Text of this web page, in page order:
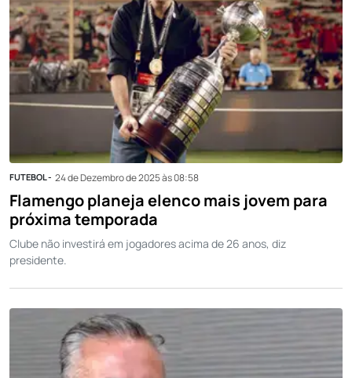
FUTEBOL - 24 de Dezembro de 2025 às 08:58
Flamengo planeja elenco mais jovem para
próxima temporada
Clube não investirá em jogadores acima de 26 anos, diz
presidente.